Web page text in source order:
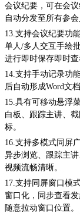
会议纪要，可在会
自动分发至所有参会
13. 支持会议纪要功
单人/多人交互手绘
进行即时保存即时查
14. 支持手动记录功
后自动形成Word文
15. 具有可移动悬浮
白板、跟踪主讲、
标。
16. 支持多模式同屏
异步浏览、跟踪主
视频流畅清晰。
17. 支持同屏窗口模
窗口化，同步查看
随意拉动窗口位置。